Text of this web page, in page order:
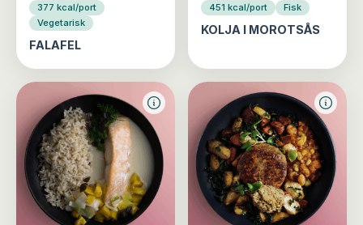
377 kcal/port
Vegetarisk
FALAFEL
451 kcal/port Fisk
KOLJA I MOROTSÅS